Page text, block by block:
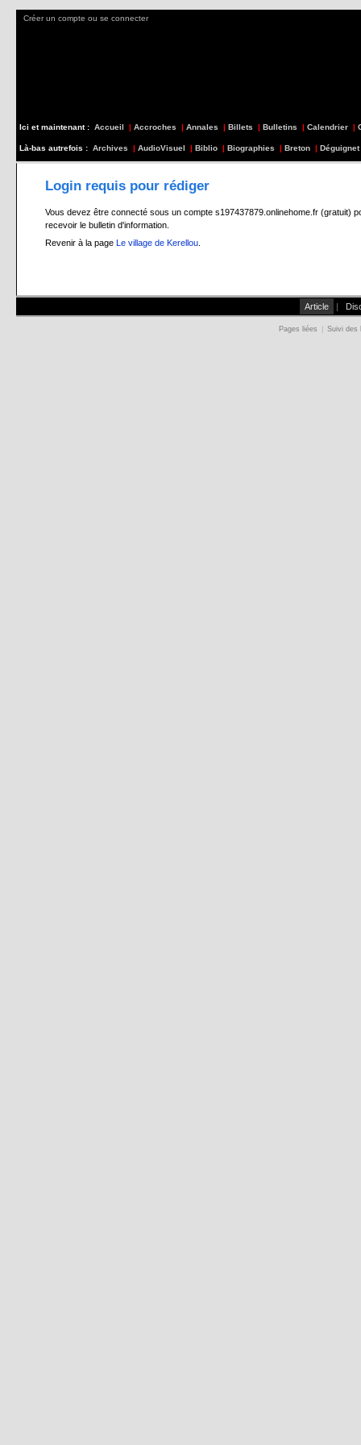
Créer un compte ou se connecter
Ici et maintenant : Accueil | Accroches | Annales | Billets | Bulletins | Calendrier |
Là-bas autrefois : Archives | AudioVisuel | Biblio | Biographies | Breton | Déguignet
Login requis pour rédiger
Vous devez être connecté sous un compte s197437879.onlinehome.fr (gratuit)
recevoir le bulletin d'information.
Revenir à la page Le village de Kerellou
Article |
Pages liées Suivi des